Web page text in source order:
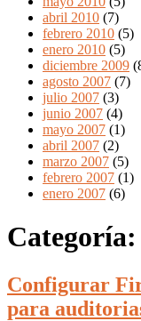
abril 2010 (7)
febrero 2010 (5)
enero 2010 (5)
diciembre 2009
agosto 2007 (7)
julio 2007 (3)
junio 2007 (4)
mayo 2007 (1)
abril 2007 (2)
marzo 2007 (5)
febrero 2007 (1)
enero 2007 (6)
Categoría:
Configurar
para